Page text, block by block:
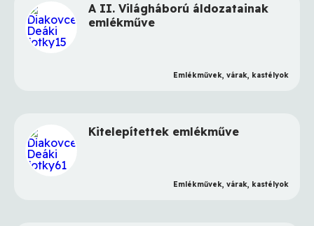
A II. Világháború áldozatainak
emlékműve
Emlékművek, várak, kastélyok
Kitelepítettek emlékműve
Emlékművek, várak, kastélyok